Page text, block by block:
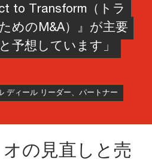
to Transform（トラ
めのM&A）』が主要
予想しています」
ディール リーダー、パートナー
の見直しと売